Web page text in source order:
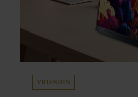
VRIENDIN